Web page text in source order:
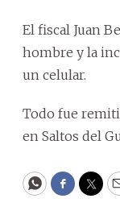
El fiscal Juan
hombre y la
un celular.
Todo fue
en Saltos del
WhatsApp